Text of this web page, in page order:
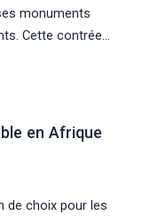
monuments
Cette contrée…
en Afrique
de choix pour les